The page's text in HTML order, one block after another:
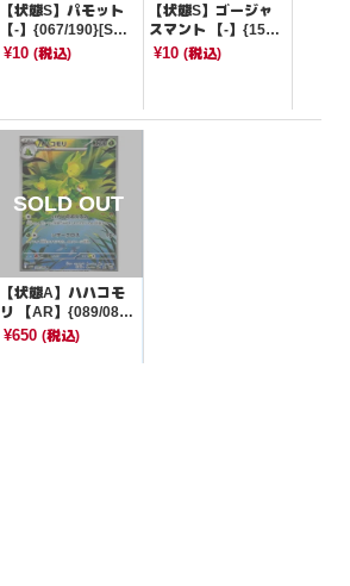
【状態S】パモット
【-】{067/190}[SV4
a]
¥10(税込)
【状態S】ゴージャ
スマント 【-】{155/
187}[SV8a]
¥10 (税込)
【状態A】ハハコモ
リ 【AR】{089/086}
[SV11W]
¥650(税込)